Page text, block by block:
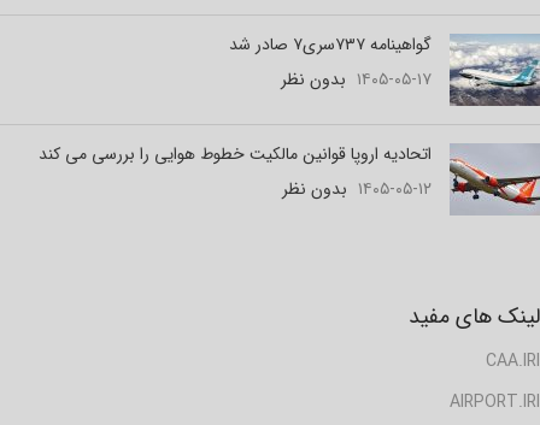
گواهینامه ۷۳۷سری۷ صادر شد
۱۴۰۵-۰۵-۱۷ بدون نظر
اتحادیه اروپا قوانین مالکیت خطوط هوایی را بررسی می کند
۱۴۰۵-۰۵-۱۲ بدون نظر
لینک های مفید
CAA.IRI
AIRPORT.IRI